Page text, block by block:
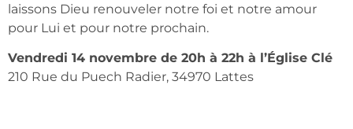
laissons Dieu renouveler notre foi et notre amour
pour Lui et pour notre prochain.
Vendredi 14 novembre de 20h à 22h à l’Église Clé
210 Rue du Puech Radier, 34970 Lattes